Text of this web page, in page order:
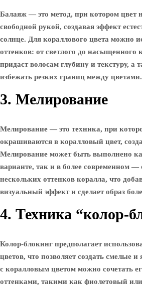
Балаяж — это метод, при котором цвет
свободной рукой, создавая эффект
солнце. Для кораллового цвета можно
оттенков: от светлого до насыщенного
придаст волосам глубину и текстуру, а
избежать резких границ между цветами.
3. Мелирование
Мелирование — это техника, при
окрашиваются в коралловый цвет,
Мелирование может быть выполнено
варианте, так и в более современном —
нескольких оттенков коралла, что
визуальный эффект и сделает образ
4. Техника “колор-
Колор-блокинг предполагает
цветов, что позволяет создать смелые
с коралловым цветом можно сочетать
оттенками, такими как фиолетовый